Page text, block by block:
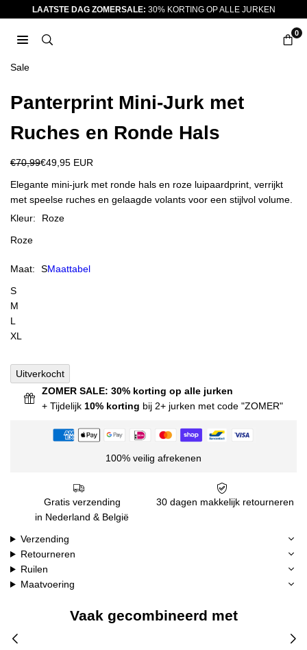
naar
inhoud
LAATSTE DAG ZOMERSALE: 30% KORTING OP ALLE JURKEN
0
Sale
Panterprint Mini-Jurk met
Ruches en Ronde Hals
Reguliere
prijs
€70,99€49,95 EUR
Elegante mini-jurk met ronde hals en roze luipaardprint, verrijkt
met speelse ruches en gelaagde volants voor een stijlvol volume.
Kleur:
Roze
Roze
Maat: SMaattabel
S
M
L
XL
Uitverkocht
ZOMER SALE: 30% korting op alle jurken
+ Tijdelijk 10% korting bij 2+ jurken met code "ZOMER"
100% veilig afrekenen
Gratis verzending
in Nederland & België
30 dagen makkelijk retourneren
Verzending
Retourneren
Ruilen
Maatvoering
Vaak gecombineerd met